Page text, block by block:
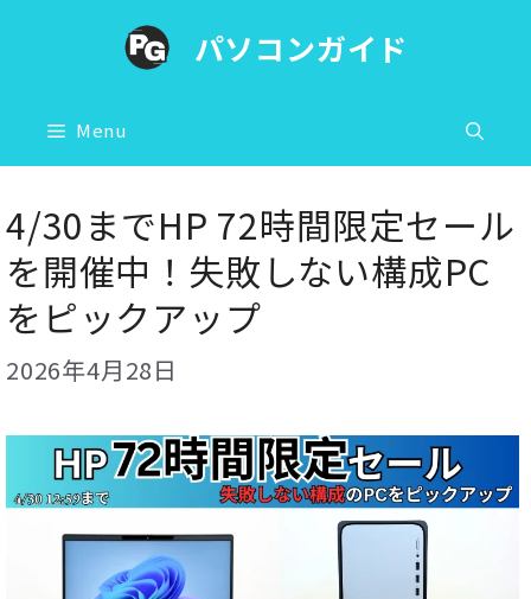
ツ
へ
ス
キ
ッ
プ
パソコンガイド
Menu
4/30までHP 72時間限定セール
を開催中！失敗しない構成PC
をピックアップ
2026年4月28日